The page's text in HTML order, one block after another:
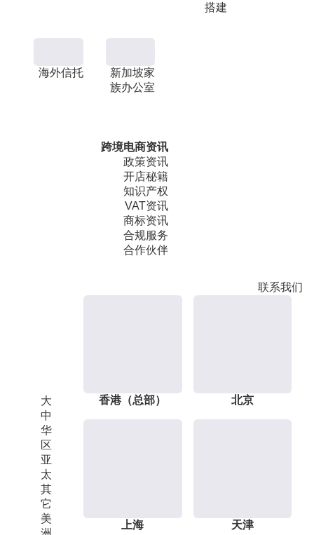
搭建
海外信托
新加坡家
族办公室
跨境电商资讯
政策资讯
开店秘籍
知识产权
VAT资讯
商标资讯
合规服务
合作伙伴
联系我们
大
中
华
区
亚
太
其
它
美
香港（总部） 北京
上海 天津